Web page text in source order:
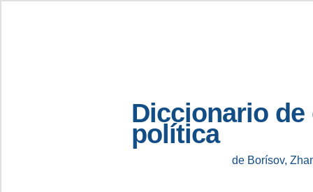
Diccionario de
política
de Borísov,